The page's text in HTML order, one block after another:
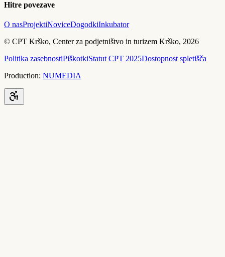
Hitre povezave
O nasProjektiNoviceDogodkiInkubator
© CPT Krško, Center za podjetništvo in turizem Krško, 2026
Politika zasebnostiPiškotkiStatut CPT 2025Dostopnost spletišča
Production: NUMEDIA